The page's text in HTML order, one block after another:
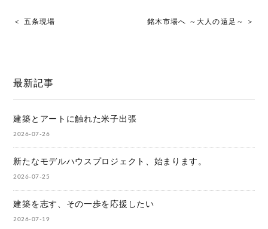
＜ 五条現場 銘木市場へ ～大人の遠足～ ＞
最新記事
建築とアートに触れた米子出張
2026-07-26
新たなモデルハウスプロジェクト、始まります。
2026-07-25
建築を志す、その一歩を応援したい
2026-07-19